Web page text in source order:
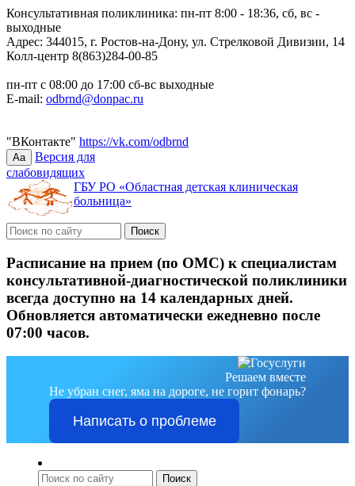
Консультативная поликлиника: пн-пт 8:00 - 18:36, сб, вс -
выходные
Адрес: 344015, г. Ростов-на-Дону, ул. Стрелковой Дивизии, 14
Колл-центр 8(863)284-00-85
пн-пт с 08:00 до 17:00 сб-вс выходные
E-mail: odbrnd@donpac.ru
"ВКонтакте" https://vk.com/odbrnd
Aa
Версия для
слабовидящих
ГБУ РО «Областная детская клиническая
больница»
Расписание на прием (по ОМС) к специалистам
консультативной-диагностической поликлиники
всегда доступно на 14 календарных дней.
Обновляется автоматически ежедневно после
07:00 часов.
Решаем вместе
Не убран снег, яма на дороге, не горит фонарь?
Написать о проблеме